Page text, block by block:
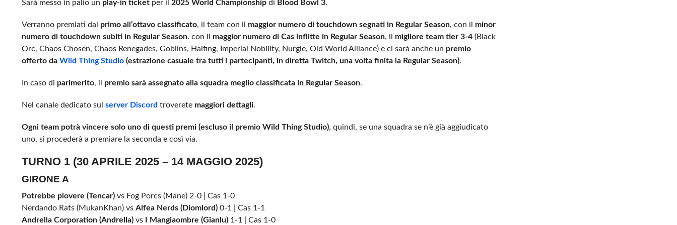
Sarà messo in palio un play-in ticketper il 2025 World Championshipdi Blood Bowl 3.
Verranno premiati dal primo all’ottavo classificato, il team con il maggior numero di touchdown segnati in Regular Season, con il minor
numero di touchdown subiti in Regular Season. con il maggior numero di Cas inflitte in Regular Season, il migliore team tier 3-4(Black
Orc, Chaos Chosen, Chaos Renegades, Goblins, Halfing, Imperial Nobility, Nurgle, Old World Alliance) e ci sarà anche un premio
offerto da Wild Thing Studio(estrazione casuale tra tutti i partecipanti, in diretta Twitch, una volta finita la Regular Season).
In caso di parimerito, il premio sarà assegnato alla squadra meglio classificata in Regular Season.
Nel canale dedicato sul server Discord troverete maggiori dettagli.
Ogni team potrà vincere solo uno di questi premi (escluso il premio Wild Thing Studio), quindi, se una squadra se n’è già aggiudicato
uno, si procederà a premiare la seconda e così via.
TURNO 1 (30 APRILE 2025 – 14 MAGGIO 2025)
GIRONE A
Potrebbe piovere (Tencar)vs Fog Porcs (Mane) 2-0 | Cas 1-0
Nerdando Rats (MukanKhan) vs Alfea Nerds (Diomlord)0-1 | Cas 1-1
Andrella Corporation (Andrella)vs I Mangiaombre (Gianlu)1-1 | Cas 1-0